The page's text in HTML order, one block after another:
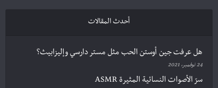
أحدث المقالات
هل عرفت جين أوستن الحب مثل مستر دارسي وإليزابيث؟
24 نوفمبر، 2021
سرّ الأصوات النسائية المثيرة ASMR